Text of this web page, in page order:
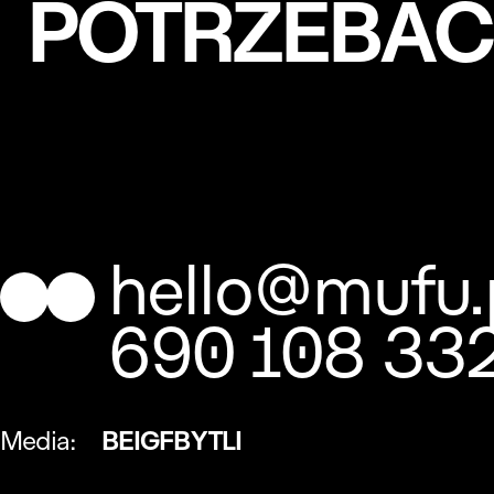
690 108
Media: BEIGFBYTLI